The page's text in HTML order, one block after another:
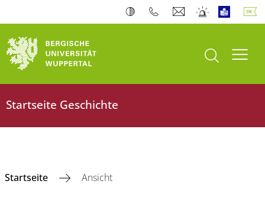
Suche öffnen
Startseite Geschichte
Startseite Ansicht